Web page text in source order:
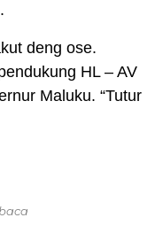
deng ose.
HL – AV
Maluku. “Tutur